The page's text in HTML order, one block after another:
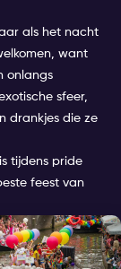
als het nacht
want
onlangs
sfeer,
drankjes die ze
tijdens pride
feest van